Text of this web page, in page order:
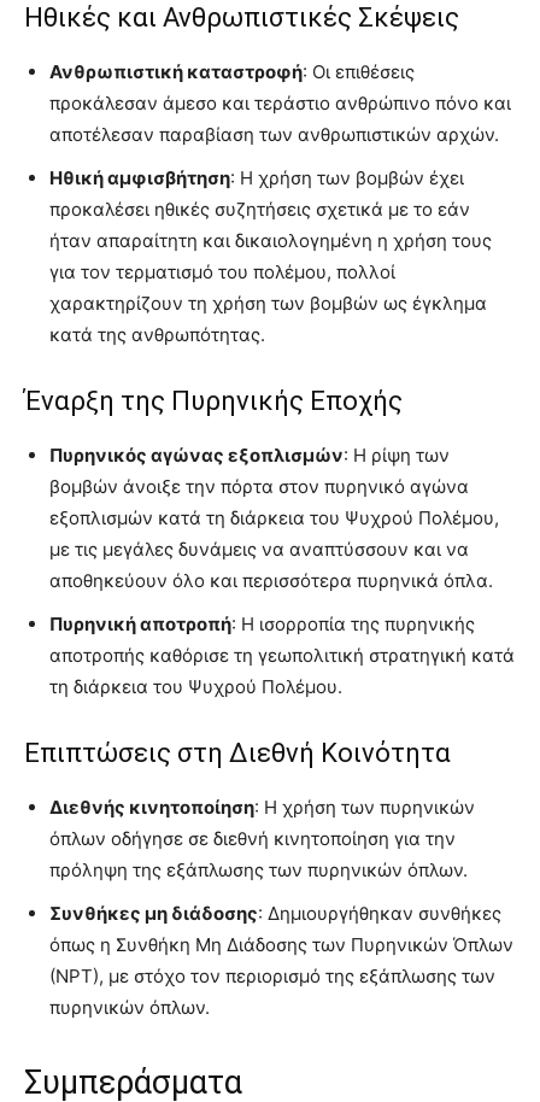
Ηθικές και Ανθρωπιστικές Σκέψεις
Ανθρωπιστική καταστροφή: Οι επιθέσεις
προκάλεσαν άμεσο και τεράστιο ανθρώπινο πόνο και
αποτέλεσαν παραβίαση των ανθρωπιστικών αρχών.
Ηθική αμφισβήτηση: Η χρήση των βομβών έχει
προκαλέσει ηθικές συζητήσεις σχετικά με το εάν
ήταν απαραίτητη και δικαιολογημένη η χρήση τους
για τον τερματισμό του πολέμου, πολλοί
χαρακτηρίζουν τη χρήση των βομβών ως έγκλημα
κατά της ανθρωπότητας.
Έναρξη της Πυρηνικής Εποχής
Πυρηνικός αγώνας εξοπλισμών: Η ρίψη των
βομβών άνοιξε την πόρτα στον πυρηνικό αγώνα
εξοπλισμών κατά τη διάρκεια του Ψυχρού Πολέμου,
με τις μεγάλες δυνάμεις να αναπτύσσουν και να
αποθηκεύουν όλο και περισσότερα πυρηνικά όπλα.
Πυρηνική αποτροπή: Η ισορροπία της πυρηνικής
αποτροπής καθόρισε τη γεωπολιτική στρατηγική κατά
τη διάρκεια του Ψυχρού Πολέμου.
Επιπτώσεις στη Διεθνή Κοινότητα
Διεθνής κινητοποίηση: Η χρήση των πυρηνικών
όπλων οδήγησε σε διεθνή κινητοποίηση για την
πρόληψη της εξάπλωσης των πυρηνικών όπλων.
Συνθήκες μη διάδοσης: Δημιουργήθηκαν συνθήκες
όπως η Συνθήκη Μη Διάδοσης των Πυρηνικών Όπλων
(ΝΡΤ), με στόχο τον περιορισμό της εξάπλωσης των
πυρηνικών όπλων.
Συμπεράσματα